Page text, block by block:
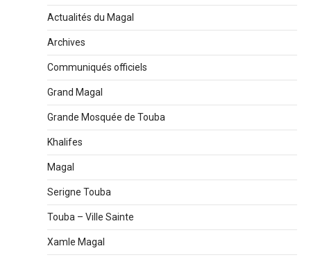
Actualités du Magal
Archives
Communiqués officiels
Grand Magal
Grande Mosquée de Touba
Khalifes
Magal
Serigne Touba
Touba – Ville Sainte
Xamle Magal